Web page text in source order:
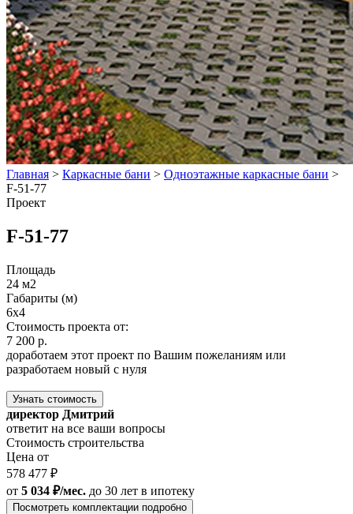
Главная > Каркасные бани > Одноэтажные каркасные бани >
F-51-77
Проект
F-51-77
Площадь
24 м2
Габариты (м)
6x4
Стоимость проекта от:
7 200 р.
доработаем этот проект по Вашим пожеланиям или
разработаем новый с нуля
Узнать стоимость
директор Дмитрий
ответит на все ваши вопросы
Стоимость строительства
Цена от
578 477 ₽
от 5 034 ₽/мес. до 30 лет в ипотеку
Посмотреть комплектации подробно